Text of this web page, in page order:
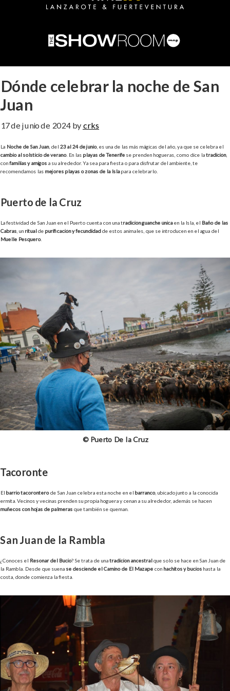
Dónde celebrar la noche de San
Juan
17 de junio de 2024by crks
La Noche de San Juan, del 23 al 24 de junio, es una de las más mágicas del año, ya que se celebra el
cambio al solsticio de verano. En las playas de Tenerife se prenden hogueras, como dice latradición,
confamilias y amigos a su alrededor. Ya sea para fiesta o para disfrutar del ambiente, te
recomendamos las mejores playas o zonas de la Islapara celebrarlo.
Puerto de la Cruz
La festividad de San Juan en el Puerto cuenta con una tradición guanche únicaen la Isla, el Baño de las
Cabras , un ritualde purificación y fecundidadde estos animales, que se introducen en el agua del
Muelle Pesquero.
© Puerto De la Cruz
Tacoronte
El barrio tacoronterode San Juan celebra esta noche en el barranco, ubicado junto a la conocida
ermita. Vecinos y vecinas prenden su propia hoguera y cenan a su alrededor, además se hacen
muñecos con hojas de palmeras que también se queman.
San Juan de la Rambla
¿Conoces el Resonar del Bucio? Se trata de unatradición ancestralque solo se hace en San Juan de
la Rambla. Desde que suena se desciende el Camino de El Mazapé con hachitos y bucios hasta la
costa, donde comienza la fiesta.